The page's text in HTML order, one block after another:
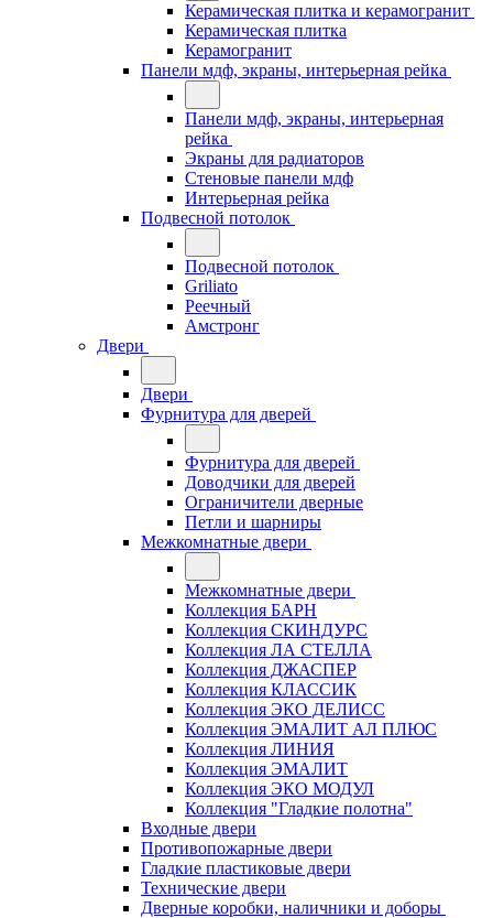
Керамическая плитка и керамогранит
Керамическая плитка
Керамогранит
Панели мдф, экраны, интерьерная рейка
Панели мдф, экраны, интерьерная
рейка
Экраны для радиаторов
Стеновые панели мдф
Интерьерная рейка
Подвесной потолок
Подвесной потолок
Griliato
Реечный
Амстронг
Двери
Двери
Фурнитура для дверей
Фурнитура для дверей
Доводчики для дверей
Ограничители дверные
Петли и шарниры
Межкомнатные двери
Межкомнатные двери
Коллекция БАРН
Коллекция СКИНДУРС
Коллекция ЛА СТЕЛЛА
Коллекция ДЖАСПЕР
Коллекция КЛАССИК
Коллекция ЭКО ДЕЛИСС
Коллекция ЭМАЛИТ АЛ ПЛЮС
Коллекция ЛИНИЯ
Коллекция ЭМАЛИТ
Коллекция ЭКО МОДУЛ
Коллекция "Гладкие полотна"
Входные двери
Противопожарные двери
Гладкие пластиковые двери
Технические двери
Дверные коробки, наличники и доборы